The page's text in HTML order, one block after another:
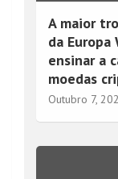
A maior
da Europa
ensinar a
moedas
Outubro 7,